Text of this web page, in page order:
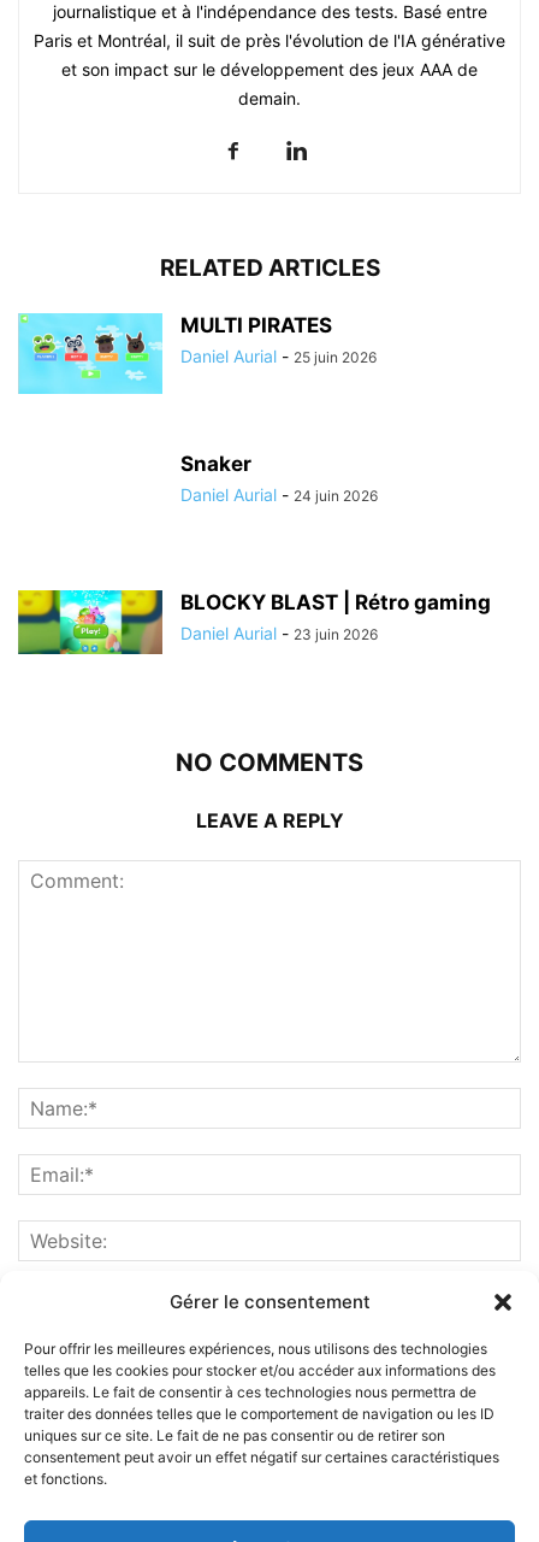
Gérer le consentement
Pour offrir les meilleures expériences, nous utilisons des technologies
telles que les cookies pour stocker et/ou accéder aux informations des
appareils. Le fait de consentir à ces technologies nous permettra de
traiter des données telles que le comportement de navigation ou les ID
uniques sur ce site. Le fait de ne pas consentir ou de retirer son
consentement peut avoir un effet négatif sur certaines caractéristiques
et fonctions.
journalistique et à l'indépendance des tests. Basé entre
Paris et Montréal, il suit de près l'évolution de l'IA générative
et son impact sur le développement des jeux AAA de
demain.
RELATED ARTICLES
MULTI PIRATES
Daniel Aurial - 25 juin 2026
Snaker
Daniel Aurial - 24 juin 2026
BLOCKY BLAST | Rétro gaming
Daniel Aurial - 23 juin 2026
NO COMMENTS
LEAVE A REPLY
ABOUT US